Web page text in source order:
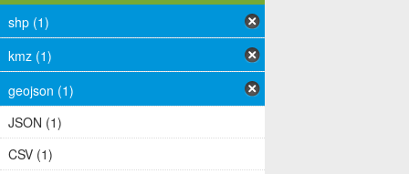
shp (1)
kmz (1)
geojson (1)
JSON (1)
CSV (1)